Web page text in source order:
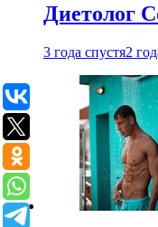
Диетолог
3 года спустя2